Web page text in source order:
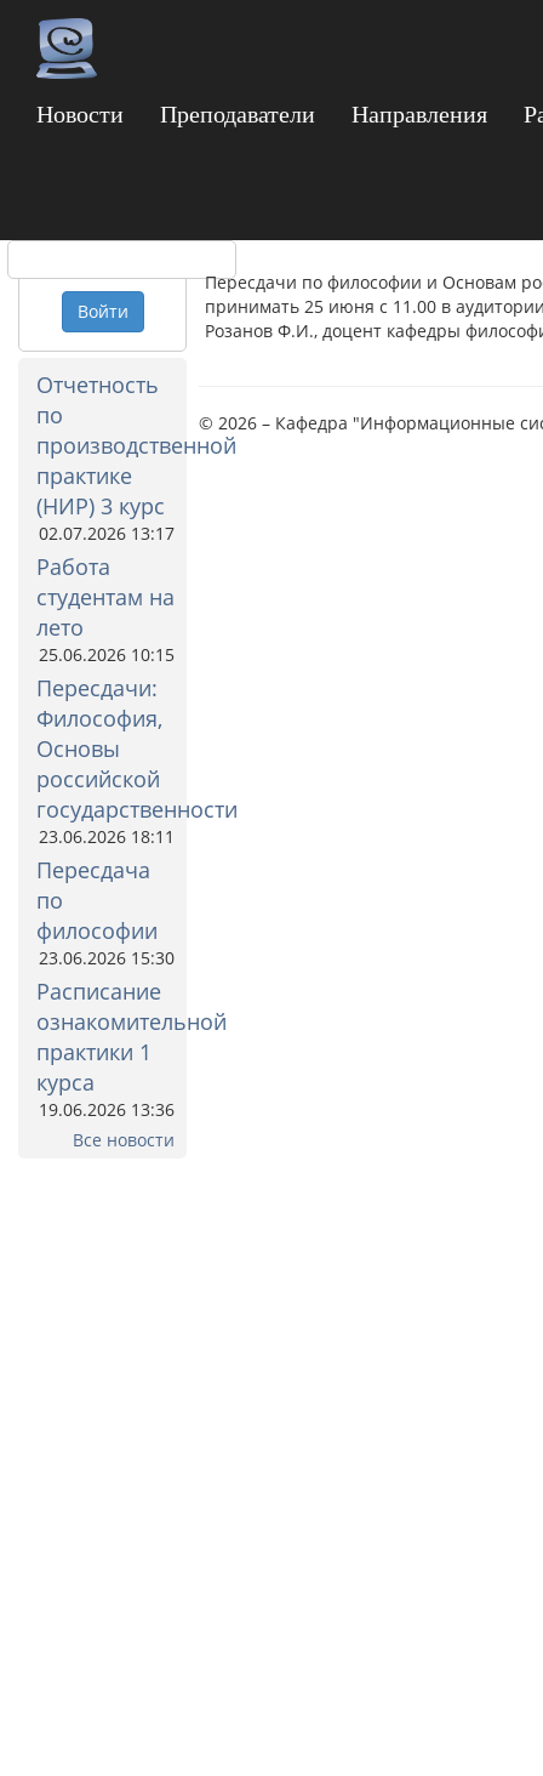
Новости Преподаватели Направления
Логин
Войти
Отчетность
по
производственной
практике
(НИР) 3 курс
02.07.2026 13:17
Работа
студентам на
лето
25.06.2026 10:15
Пересдачи:
Философия,
Основы
российской
государственности
23.06.2026 18:11
Пересдача
по
философии
23.06.2026 15:30
Расписание
ознакомительной
практики 1
курса
19.06.2026 13:36
Все новости
Пересдачи:
Пересдачи по философии и Основам
принимать 25 июня с 11.00 в
Розанов Ф.И., доцент кафедры
© 2026 – Кафедра "Информационные